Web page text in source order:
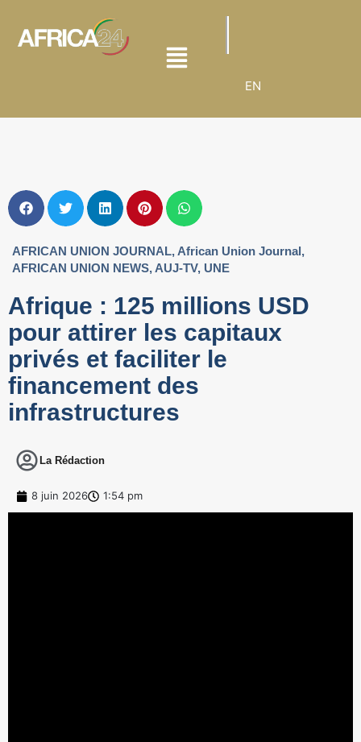
EN
AFRICAN UNION JOURNAL, African Union Journal,
AFRICAN UNION NEWS, AUJ-TV, UNE
Afrique : 125 millions USD
pour attirer les capitaux
privés et faciliter le
financement des
infrastructures
La Rédaction
8 juin 2026 1:54 pm